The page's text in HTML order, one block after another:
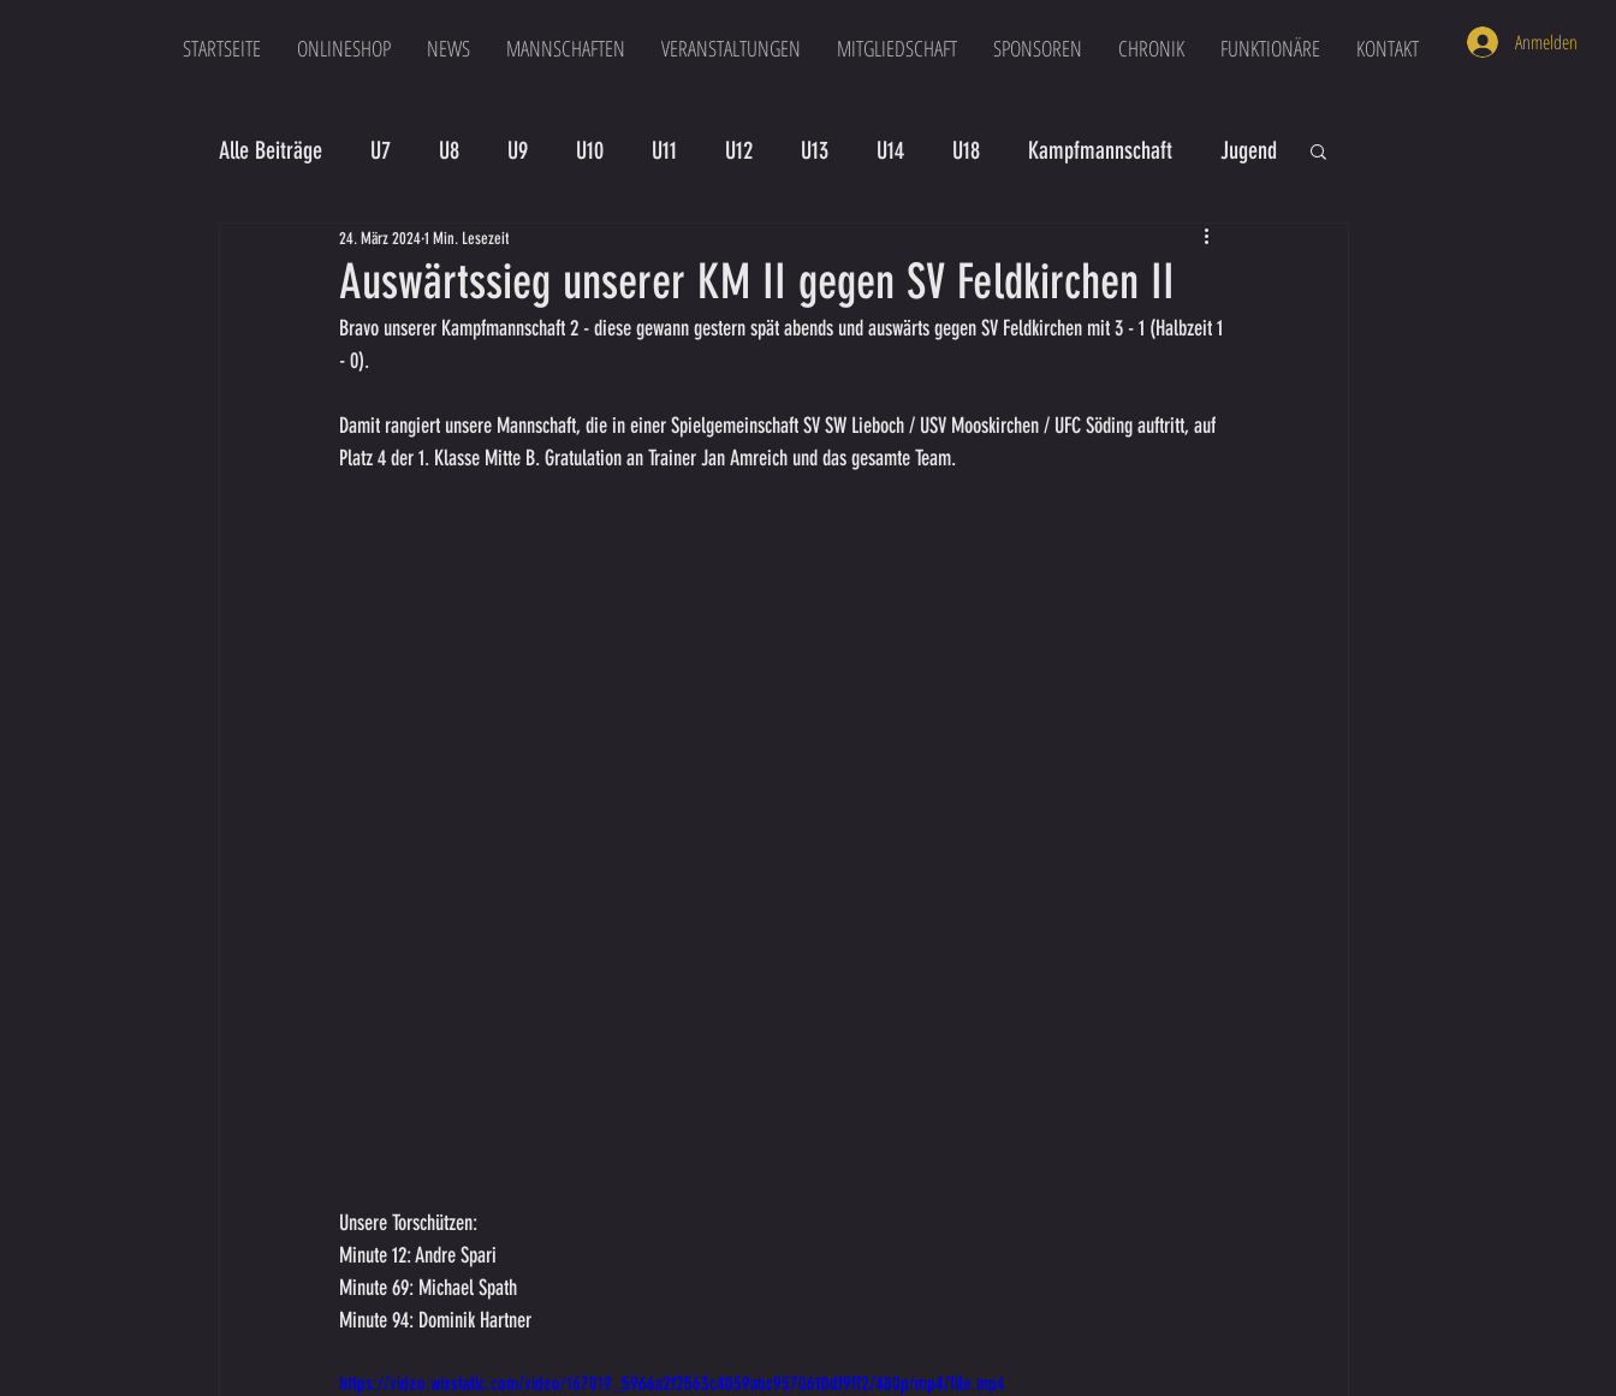
STARTSEITE ONLINESHOP NEWS MANNSCHAFTEN VERANSTALTUNGEN MITGLIEDSCHAFT SPONSOREN CHRONIK FUNKTIONÄRE KONTAKT Anmelden
Alle Beiträge U7 U8 U9 U10 U11 U12 U13 U14 U18 Kampfmannschaft Jugend
Spielergebnis Veranstaltungen
Auswärtssieg unserer KM II gegen SV Feldkirchen II
24. März 20241 Min. Lesezeit
Bravo unserer Kampfmannschaft 2 - diese gewann gestern spät abends und auswärts gegen SV Feldkirchen mit 3 - 1 (Halbzeit 1
- 0).
Damit rangiert unsere Mannschaft, die in einer Spielgemeinschaft SV SW Lieboch / USV Mooskirchen / UFC Söding auftritt, auf
Platz 4 der 1. Klasse Mitte B. Gratulation an Trainer Jan Amreich und das gesamte Team.
Unsere Torschützen:
Minute 12: Andre Spari
Minute 69: Michael Spath
Minute 94: Dominik Hartner
https://video.wixstatic.com/video/167019_5966a2f2563c4059abc9570610df9ff2/480p/mp4/file.mp4